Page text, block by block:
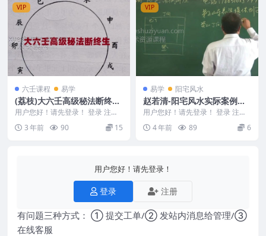
VIP
六壬课程 易学
(荔枝)大六壬高级秘法断终生
录音文件
用户您好！请先登录！ 登录 注册
(荔枝)大六壬高级秘法断终生17 2
40118...
3 年前 90 15
VIP
易学 阳宅风水
赵若清-阳宅风水实际案例视
频6集
用户您好！请先登录！ 登录 注册
赵若清-阳宅风水实际案例视频6集
编号：222...
4 年前 89 6
用户您好！请先登录！
登录 注册
有问题三种方式： ① 提交工单/② 发站内消息给管理/③
在线客服